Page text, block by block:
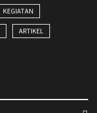
KEGIATAN
ARTIKEL